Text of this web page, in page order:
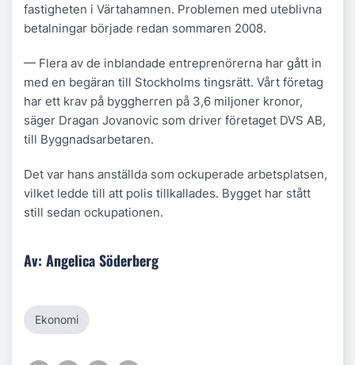
fastigheten i Värtahamnen. Problemen med uteblivna
betalningar började redan sommaren 2008.
— Flera av de inblandade entreprenörerna har gått in
med en begäran till Stockholms tingsrätt. Vårt företag
har ett krav på byggherren på 3,6 miljoner kronor,
säger Dragan Jovanovic som driver företaget DVS AB,
till Byggnadsarbetaren.
Det var hans anställda som ockuperade arbetsplatsen,
vilket ledde till att polis tillkallades. Bygget har stått
still sedan ockupationen.
Av: Angelica Söderberg
Ekonomi